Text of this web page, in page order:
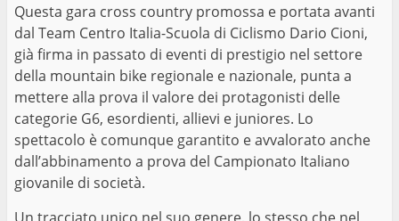
Questa gara cross country promossa e portata avanti
dal Team Centro Italia-Scuola di Ciclismo Dario Cioni,
già firma in passato di eventi di prestigio nel settore
della mountain bike regionale e nazionale, punta a
mettere alla prova il valore dei protagonisti delle
categorie G6, esordienti, allievi e juniores. Lo
spettacolo è comunque garantito e avvalorato anche
dall’abbinamento a prova del Campionato Italiano
giovanile di società.
Un tracciato unico nel suo genere, lo stesso che nel